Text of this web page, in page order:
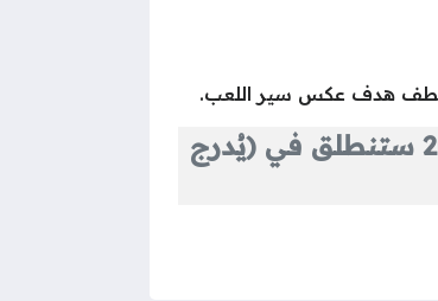
خلاصة الموقف: مباراة برشلونة وأوساسونا المرتقبة في الدوري الإسباني 2025/2026 ستنطلق في (يُدرج